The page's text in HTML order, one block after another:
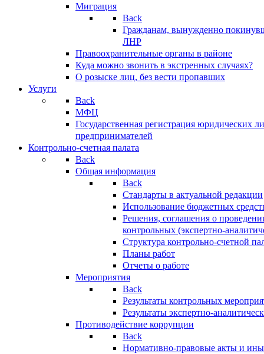
Миграция
Back
Гражданам, вынужденно
ЛНР
Правоохранительные органы в районе
Куда можно звонить в экстренных случаях?
О розыске лиц, без вести пропавших
Услуги
Back
МФЦ
Государственная регистрация юридических
предпринимателей
Контрольно-счетная палата
Back
Общая информация
Back
Стандарты в актуальной редакции
Использование бюджетных
Решения, соглашения о
контрольных (экспертно-
Структура контрольно-счетной
Планы работ
Отчеты о работе
Мероприятия
Back
Результаты контрольных
Результаты экспертно-
Противодействие коррупции
Back
Нормативно-правовые акты и